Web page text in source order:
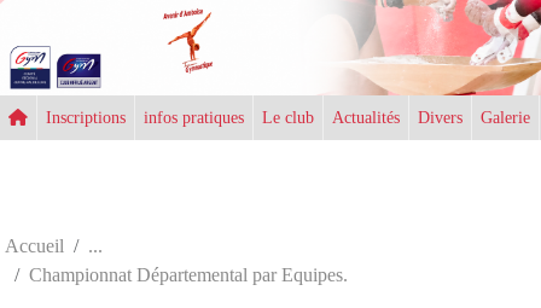
Inscriptions infos pratiques Le club Actualités Divers Galerie
Accueil
Championnat Départemental par Equipes.
Panneau de gestion des cookies